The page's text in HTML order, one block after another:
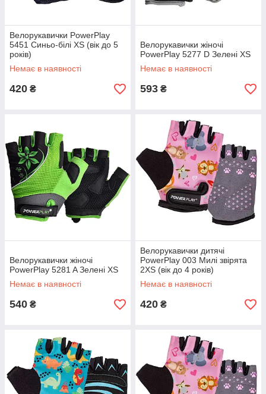
Велорукавички PowerPlay
5451 Синьо-білі XS (вік до 5
років)
Немає в наявності
420 ₴
Велорукавички жіночі
PowerPlay 5277 D Зелені XS
Немає в наявності
593 ₴
Велорукавички жіночі
PowerPlay 5281 A Зелені XS
Немає в наявності
540 ₴
Велорукавички дитячі
PowerPlay 003 Милі звірята
2XS (вік до 4 років)
Немає в наявності
420 ₴